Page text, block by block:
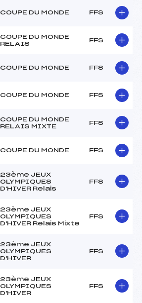
COUPE DU MONDE FFS
COUPE DU MONDE
RELAIS
FFS
COUPE DU MONDE FFS
COUPE DU MONDE FFS
COUPE DU MONDE
RELAIS MIXTE
FFS
COUPE DU MONDE FFS
23ème JEUX
OLYMPIQUES
D'HIVER Relais
FFS
23ème JEUX
OLYMPIQUES
D'HIVER Relais Mixte
FFS
23ème JEUX
OLYMPIQUES
D'HIVER
FFS
23ème JEUX
OLYMPIQUES
D'HIVER
FFS